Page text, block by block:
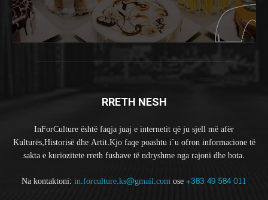
RRETH NESH
InForCulture është faqja juaj e internetit që ju sjell më afër
Kulturës,Historisë dhe Artit.Kjo faqe poashtu i`u ofron informacione të
sakta e kuriozitete rreth fushave të ndryshme nga rajoni dhe bota.
Na kontaktoni: in.forculture.ks@gmail.comose+383 49 584 011